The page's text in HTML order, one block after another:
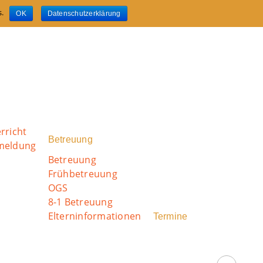
Betreuung
Betreuung
Frühbetreuung
OGS
8-1 Betreuung
Elterninformationen
Termine
OK Datenschutzerklärung